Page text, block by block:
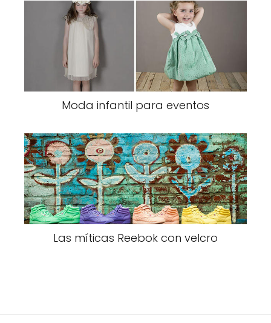
Moda infantil para eventos
Las míticas Reebok con velcro